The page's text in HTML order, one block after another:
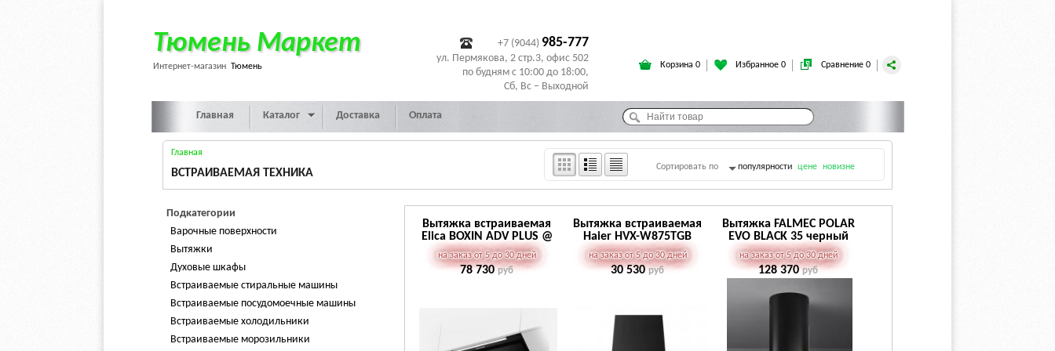
Тюмень Маркет
Интернет-магазин Тюмень
+7 (9044) 985-777
ул. Пермякова, 2 стр.3, офис 502
по будням с 10:00 до 18:00,
Сб, Вс – Выходной
Корзина 0 Избранное 0 Сравнение 0
Главная Каталог Доставка Оплата
Сортировать по популярности цене новизне
Главная
ВСТРАИВАЕМАЯ ТЕХНИКА
Подкатегории
Варочные поверхности
Вытяжки
Духовые шкафы
Встраиваемые стиральные машины
Встраиваемые посудомоечные машины
Встраиваемые холодильники
Встраиваемые морозильники
Вытяжка встраиваемая
Elica BOXIN ADV PLUS @
BLMAT/A/90
на заказ от 5 до 30 дней
78 730руб
Вытяжка встраиваемая
Haier HVX-W875TGB
на заказ от 5 до 30 дней
30 530руб
Вытяжка FALMEC POLAR
EVO BLACK 35 черный
на заказ от 5 до 30 дней
128 370руб